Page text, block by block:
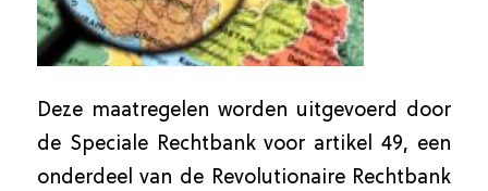
Deze maatregelen worden uitgevoerd door
de Speciale Rechtbank voor artikel 49, een
onderdeel van de Revolutionaire Rechtbank